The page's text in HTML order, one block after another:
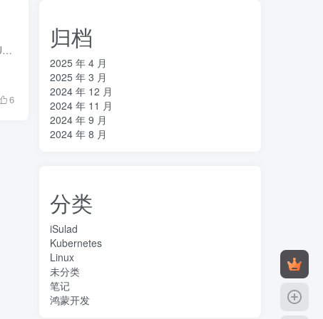
**摘要：** 本文介绍了Nginx高并发性能优化的关键配置项，包括： 1. **进程数**：建议与CPU核数相同或为其倍数。 2. **CPU亲和性**：将进程分配到特定CPU。 3. **文件描述符限制**：设置进程打...
6
归档
2025 年 4 月
2025 年 3 月
2024 年 12 月
2024 年 11 月
2024 年 9 月
2024 年 8 月
分类
iSulad
Kubernetes
Linux
未分类
笔记
鸿蒙开发